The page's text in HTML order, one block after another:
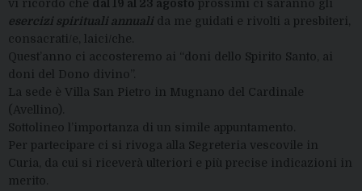
vi ricordo che dal 19 al 23 agosto prossimi ci saranno gli
esercizi spirituali annuali da me guidati e rivolti a presbiteri,
consacrati/e, laici/che.
Quest’anno ci accosteremo ai “doni dello Spirito Santo, ai
doni del Dono divino”.
La sede è Villa San Pietro in Mugnano del Cardinale
(Avellino).
Sottolineo l’importanza di un simile appuntamento.
Per partecipare ci si rivoga alla Segreteria vescovile in
Curia, da cui si riceverà ulteriori e più precise indicazioni in
merito.